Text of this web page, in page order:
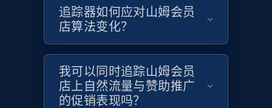
URL, Product id, Title, Product description,
Rating, Reviews count, Initial price, Discount,
and more.
1.3K+ 175+ 立即开始
追踪器如何应对山姆会员
店算法变化？
我可以同时追踪山姆会员
店上自然流量与赞助推广
的促销表现吗？